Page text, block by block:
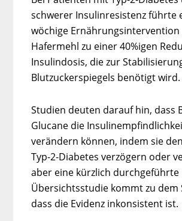
schwerer Insulinresistenz führte
wöchige
Hafermehl zu einer 40%igen
Insulindosis, die zur
Blutzuckerspiegels benötigt wird.
Studien deuten darauf hin, dass
Glucane die
verändern können, indem sie
Typ-2-Diabetes verzögern oder
aber eine kürzlich durchgeführte
Übersichtsstudie kommt zu dem
dass die Evidenz inkonsistent ist.